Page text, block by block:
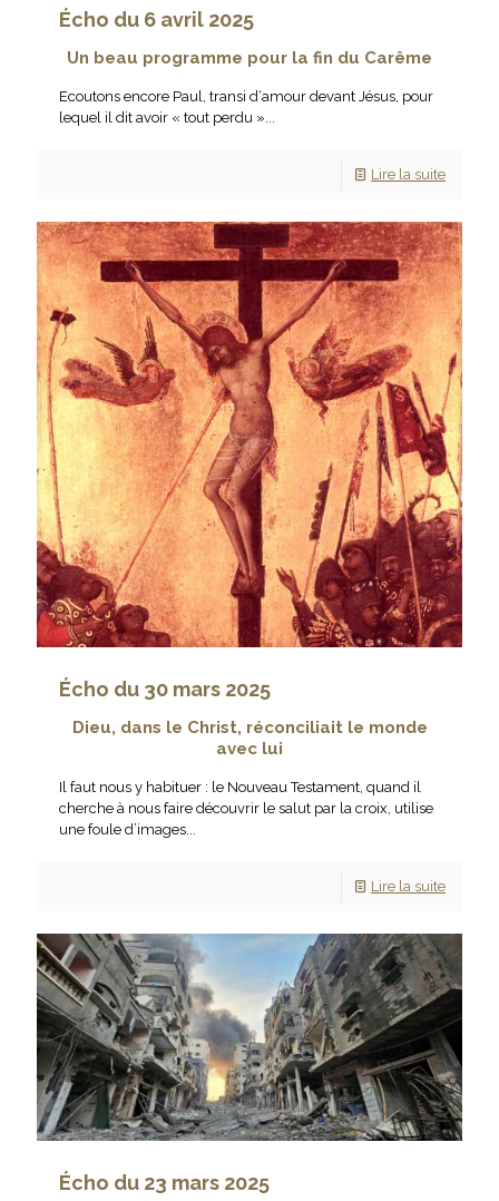
Écho du 6 avril 2025
Un beau programme pour la fin du Carême
Ecoutons encore Paul, transi d‘amour devant Jésus, pour
lequel il dit avoir « tout perdu »...
Lire la suite
Écho du 30 mars 2025
Dieu, dans le Christ, réconciliait le monde
avec lui
Il faut nous y habituer : le Nouveau Testament, quand il
cherche à nous faire découvrir le salut par la croix, utilise
une foule d’images...
Lire la suite
Écho du 23 mars 2025